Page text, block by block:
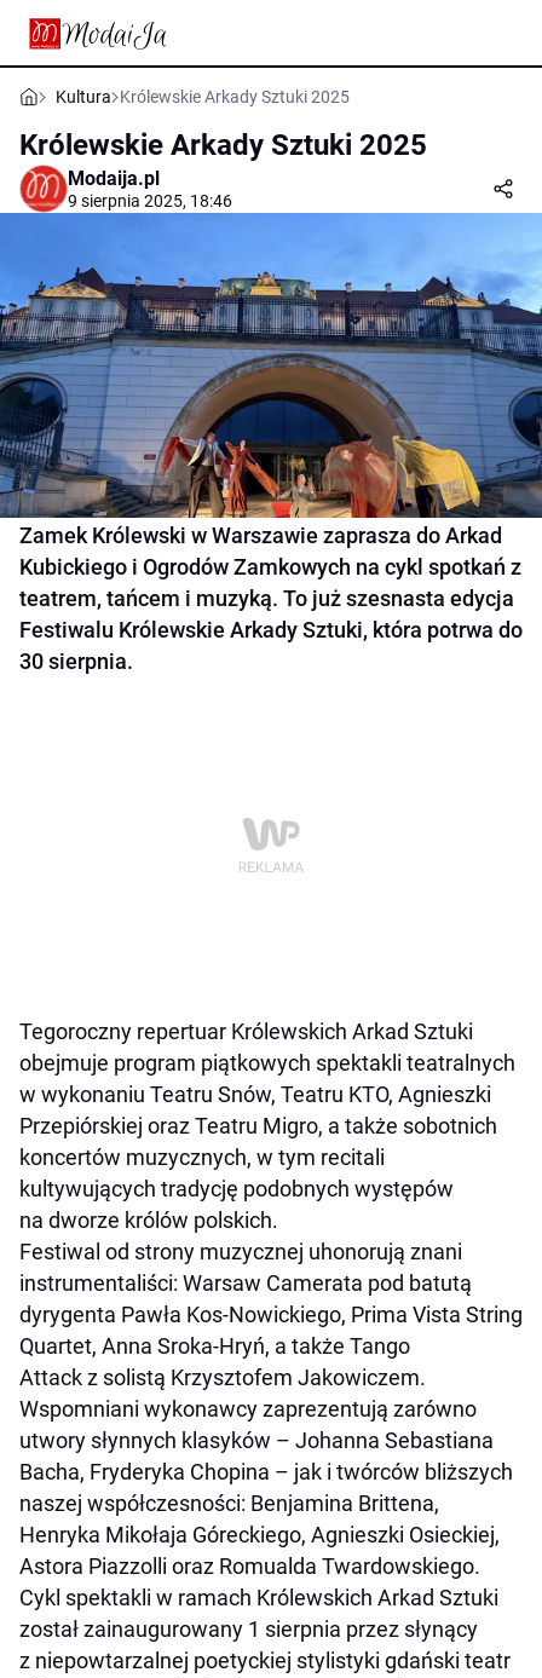
Kultura Królewskie Arkady Sztuki 2025
Królewskie Arkady Sztuki 2025
Modaija.pl
9 sierpnia 2025, 18:46
Zamek Królewski w Warszawie zaprasza do Arkad
Kubickiego i Ogrodów Zamkowych na cykl spotkań z
teatrem, tańcem i muzyką. To już szesnasta edycja
Festiwalu Królewskie Arkady Sztuki, która potrwa do
30 sierpnia.
Tegoroczny repertuar Królewskich Arkad Sztuki
obejmuje program piątkowych spektakli teatralnych
w wykonaniu Teatru Snów, Teatru KTO, Agnieszki
Przepiórskiej oraz Teatru Migro, a także sobotnich
koncertów muzycznych, w tym recitali
kultywujących tradycję podobnych występów
na dworze królów polskich.
Festiwal od strony muzycznej uhonorują znani
instrumentaliści: Warsaw Camerata pod batutą
dyrygenta Pawła Kos-Nowickiego, Prima Vista String
Quartet, Anna Sroka-Hryń, a także Tango
Attack z solistą Krzysztofem Jakowiczem.
Wspomniani wykonawcy zaprezentują zarówno
utwory słynnych klasyków – Johanna Sebastiana
Bacha, Fryderyka Chopina – jak i twórców bliższych
naszej współczesności: Benjamina Brittena,
Henryka Mikołaja Góreckiego, Agnieszki Osieckiej,
Astora Piazzolli oraz Romualda Twardowskiego.
Cykl spektakli w ramach Królewskich Arkad Sztuki
został zainaugurowany 1 sierpnia przez słynący
z niepowtarzalnej poetyckiej stylistyki gdański teatr